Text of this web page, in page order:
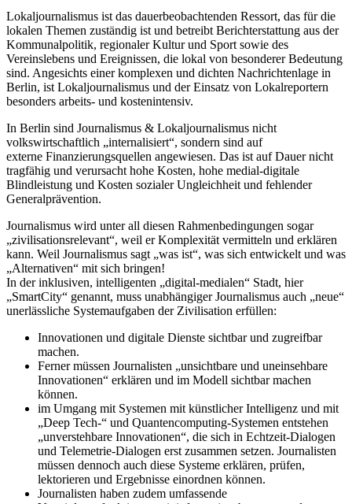
Lokaljournalismus ist das dauerbeobachtenden Ressort, das für die
lokalen Themen zuständig ist und betreibt Berichterstattung aus der
Kommunalpolitik, regionaler Kultur und Sport sowie des
Vereinslebens und Ereignissen, die lokal von besonderer Bedeutung
sind. Angesichts einer komplexen und dichten Nachrichtenlage in
Berlin, ist Lokaljournalismus und der Einsatz von Lokalreportern
besonders arbeits- und kostenintensiv.
In Berlin sind Journalismus & Lokaljournalismus nicht
volkswirtschaftlich „internalisiert“, sondern sind auf
externe Finanzierungsquellen angewiesen. Das ist auf Dauer nicht
tragfähig und verursacht hohe Kosten, hohe medial-digitale
Blindleistung und Kosten sozialer Ungleichheit und fehlender
Generalprävention.
Journalismus wird unter all diesen Rahmenbedingungen sogar
„zivilisationsrelevant“, weil er Komplexität vermitteln und erklären
kann. Weil Journalismus sagt „was ist“, was sich entwickelt und was
„Alternativen“ mit sich bringen!
In der inklusiven, intelligenten „digital-medialen“ Stadt, hier
„SmartCity“ genannt, muss unabhängiger Journalismus auch „neue“
unerlässliche Systemaufgaben der Zivilisation erfüllen:
Innovationen und digitale Dienste sichtbar und zugreifbar
machen.
Ferner müssen Journalisten „unsichtbare und uneinsehbare
Innovationen“ erklären und im Modell sichtbar machen
können.
im Umgang mit Systemen mit künstlicher Intelligenz und mit
„Deep Tech-“ und Quantencomputing-Systemen entstehen
„unverstehbare Innovationen“, die sich in Echtzeit-Dialogen
und Telemetrie-Dialogen erst zusammen setzen. Journalisten
müssen dennoch auch diese Systeme erklären, prüfen,
lektorieren und Ergebnisse einordnen können.
Journalisten haben zudem umfassende